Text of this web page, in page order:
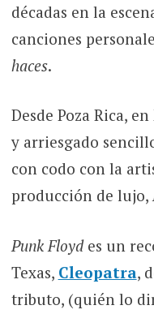
décadas en la
canciones
haces.
Desde Poza Rica,
y arriesgado
con codo con la
producción de lujo,
Punk Floydes un
Texas, Cleopatra,
tributo, (quién lo